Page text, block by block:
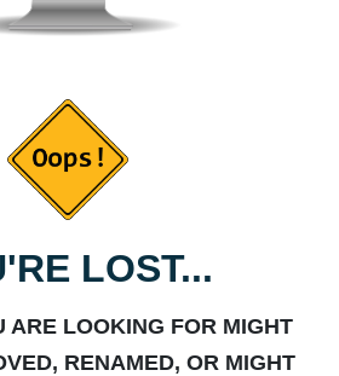
LOST...
ARE LOOKING FOR MIGHT
RENAMED, OR MIGHT